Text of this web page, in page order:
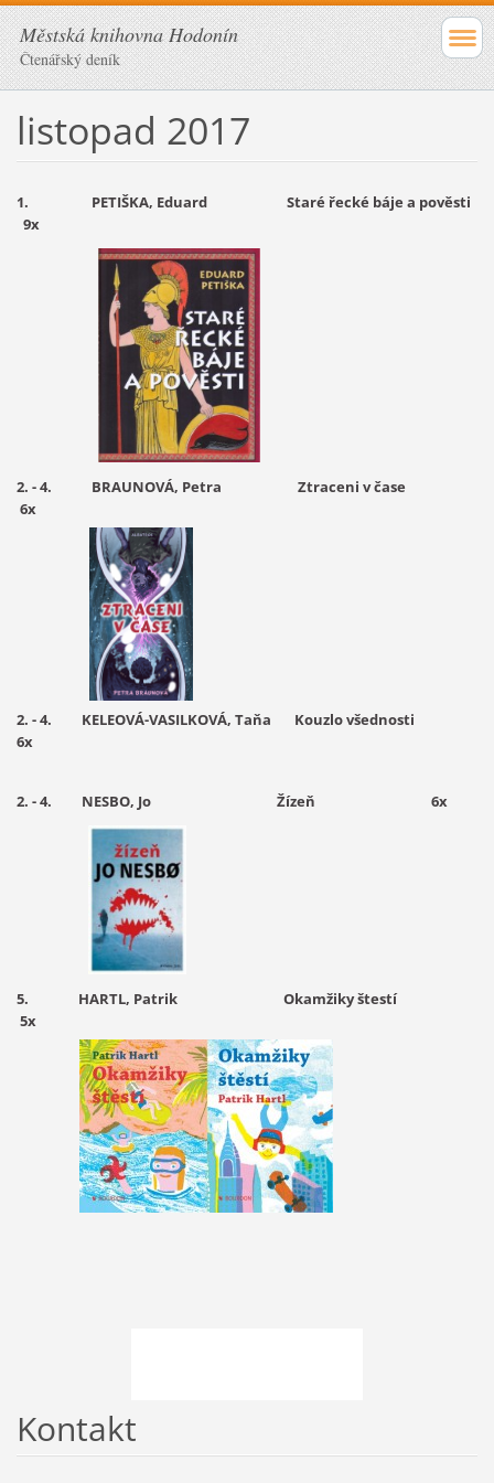
Městská knihovna Hodonín
Čtenářský deník
listopad 2017
1. PETIŠKA, Eduard Staré řecké báje a pověsti
9x
2. - 4. BRAUNOVÁ, Petra Ztraceni v čase
6x
2. - 4. KELEOVÁ-VASILKOVÁ, Taňa Kouzlo všednosti
6x
2. - 4. NESBO, Jo Žízeň 6x
5. HARTL, Patrik Okamžiky štestí
5x
Kontakt